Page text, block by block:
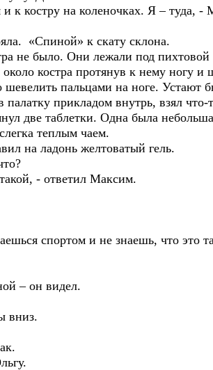
к костру на коленочках. Я – туда, -
«Спиной» к скату склона.
не было. Они лежали под пихтовой
костра протянув к нему ногу и
пальцами на ноге. Устают
прикладом внутрь, взял
две таблетки. Одна была
теплым чаем.
на ладонь желтоватый гель.
- ответил Максим.
спортом и не знаешь, что это
– он видел.
вниз.